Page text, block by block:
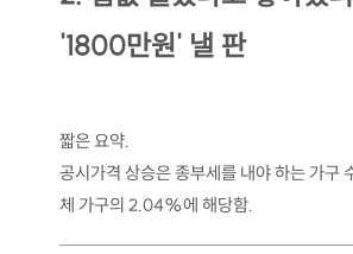
'1800만원' 낼 판
짧은 요약.
공시가격 상승은 종부세를 내야 하는 가구
체 가구의 2.04%에 해당함.